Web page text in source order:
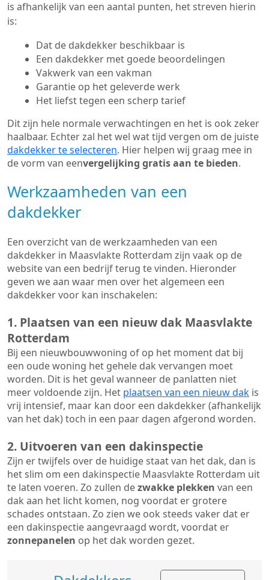
is afhankelijk van een aantal punten, het streven hierin
is:
Dat de dakdekker beschikbaar is
Een dakdekker met goede beoordelingen
Vakwerk van een vakman
Garantie op het geleverde werk
Het liefst tegen een scherp tarief
Dit zijn hele normale verwachtingen en het is ook zeker
haalbaar. Echter zal het wel wat tijd vergen om de juiste
dakdekker te selecteren. Hier helpen wij graag mee in
de vorm van eenvergelijking gratis aan te bieden.
Werkzaamheden van een
dakdekker
Een overzicht van de werkzaamheden van een
dakdekker in Maasvlakte Rotterdam zijn vaak op de
website van een bedrijf terug te vinden. Hieronder
geven we aan waar men over het algemeen een
dakdekker voor kan inschakelen:
1. Plaatsen van een nieuw dak Maasvlakte
Rotterdam
Bij een nieuwbouwwoning of op het moment dat bij
een oude woning het gehele dak vervangen moet
worden. Dit is het geval wanneer de panlatten niet
meer voldoende zijn. Het plaatsen van een nieuw dak is
vrij intensief, maar kan door een dakdekker (afhankelijk
van het dak) toch in een paar dagen afgerond worden.
2. Uitvoeren van een dakinspectie
Zijn er twijfels over de huidige staat van het dak, dan is
het slim om een dakinspectie Maasvlakte Rotterdam uit
te laten voeren. Zo zullen dezwakke plekken van een
dak aan het licht komen, nog voordat er grotere
schades ontstaan. Zo zien we ook steeds vaker dat er
een dakinspectie aangevraagd wordt, voordat er
zonnepanelen op het dak worden gezet.